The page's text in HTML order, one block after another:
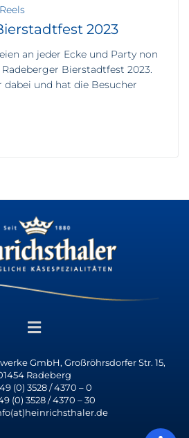
Reels
2023
an jeder Ecke und Party non
Bierstadtfest 2023.
und hat die Besucher
GmbH, Großröhrsdorfer Str. 15,
Radeberg
(0) 3528 / 4370 – 0
(0) 3528 / 4370 – 30